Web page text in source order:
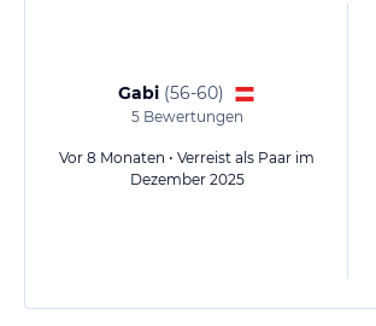
Gabi (56-60)
5Bewertungen
Vor 8 Monaten • Verreist als Paar im
Dezember 2025